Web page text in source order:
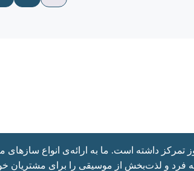
داشته است. ما به ارائه‌ی انواع سازهای
فرد و لذت‌بخش از موسیقی را برای مشتریان